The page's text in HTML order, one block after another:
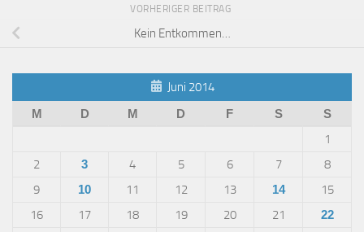
VORHERIGER BEITRAG
Kein Entkommen…
Juni 2014
M D M D F S S
1
2
3 4 5 6 7
8
9
10 11 12 13 14
15
16
17 18 19 20 21 22